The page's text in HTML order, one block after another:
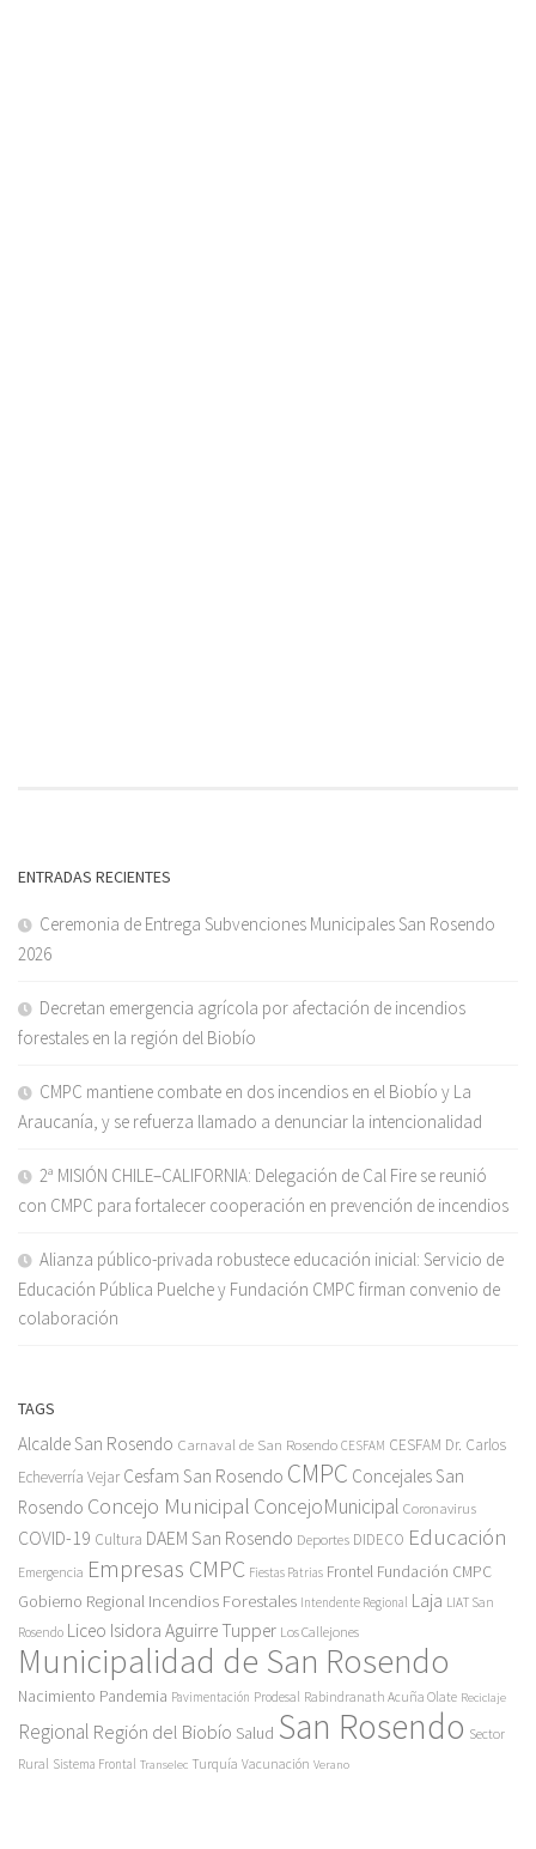
ENTRADAS RECIENTES
Ceremonia de Entrega Subvenciones Municipales San Rosendo
2026
Decretan emergencia agrícola por afectación de incendios
forestales en la región del Biobío
CMPC mantiene combate en dos incendios en el Biobío y La
Araucanía, y se refuerza llamado a denunciar la intencionalidad
2ª MISIÓN CHILE–CALIFORNIA: Delegación de Cal Fire se reunió
con CMPC para fortalecer cooperación en prevención de incendios
Alianza público-privada robustece educación inicial: Servicio de
Educación Pública Puelche y Fundación CMPC firman convenio de
colaboración
TAGS
Alcalde San Rosendo Carnaval de San Rosendo CESFAM CESFAM Dr. Carlos
Echeverría Vejar Cesfam San Rosendo CMPC Concejales San
Rosendo Concejo Municipal ConcejoMunicipal Coronavirus
COVID-19 Cultura DAEM San Rosendo Deportes DIDECO Educación
Emergencia Empresas CMPC Fiestas Patrias Frontel Fundación CMPC
Gobierno Regional Incendios Forestales Intendente Regional Laja LIAT San
Rosendo Liceo Isidora Aguirre Tupper Los Callejones
Municipalidad de San Rosendo
Nacimiento Pandemia Pavimentación Prodesal Rabindranath Acuña Olate Reciclaje
Regional Región del Biobío Salud San Rosendo Sector
Rural Sistema Frontal Transelec Turquía Vacunación Verano